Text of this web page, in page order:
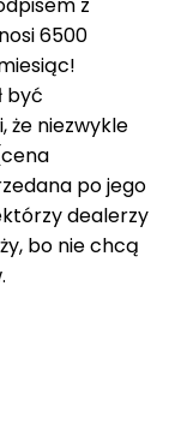
6500
być
że niezwykle
po jego
dealerzy
bo nie chcą